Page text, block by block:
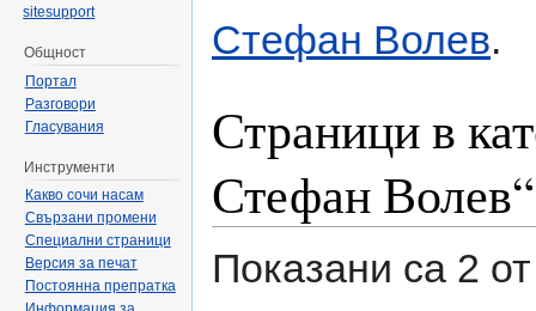
Стефан Волев.
Страници в
Стефан Волев“
Показани са 2
sitesupport
Общност
Портал
Разговори
Гласувания
Инструменти
Какво сочи насам
Свързани промени
Специални страници
Версия за печат
Постоянна препратка